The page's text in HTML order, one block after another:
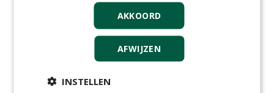
(fulltime) bij DSV zaden
Nederland B.V.
06-08-2026, Ven Zelderheide
meer Groene Banen
AKKOORD
AFWIJZEN
INSTELLEN